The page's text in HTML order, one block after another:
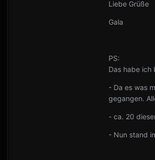
Liebe Grüße
Gala
PS:
Das habe ich
- Da es was
gegangen.
- ca. 20
- Nun stand